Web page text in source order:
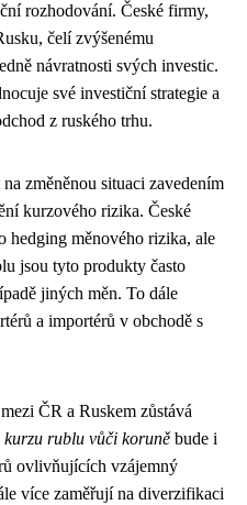
rozhodování. České firmy,
čelí zvýšenému
návratnosti svých investic.
své investiční strategie a
z ruského trhu.
změněnou situaci zavedením
kurzového rizika. České
hedging měnového rizika, ale
jsou tyto produkty často
jiných měn. To dále
a importérů v obchodě s
ČR a Ruskem zůstává
kurzu rublu vůči koruně bude i
ovlivňujících vzájemný
více zaměřují na diverzifikaci